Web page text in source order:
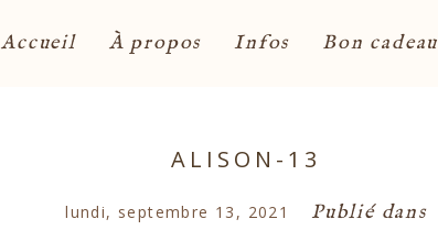
Accueil À propos Infos Bon cadeau
ALISON-13
lundi, septembre 13, 2021 Publié dans